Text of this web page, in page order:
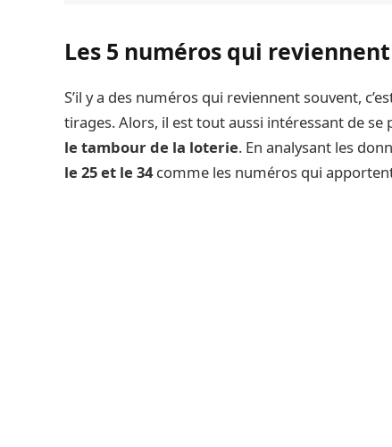
Les 5 numéros qui
S’il y a des numéros qui reviennent souvent,
tirages. Alors, il est tout aussi intéressant de se
le tambour de la loterie. En analysant les
le 25 et le 34comme les numéros qui